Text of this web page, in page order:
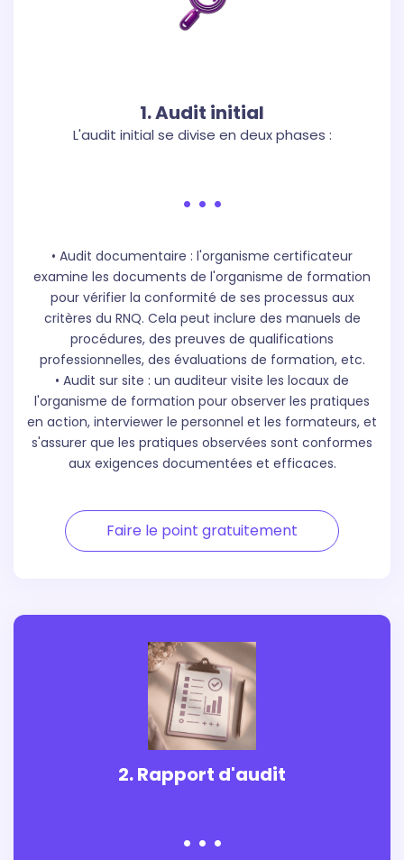
1. Audit initial
L'audit initial se divise en deux phases :
. . .
• Audit documentaire : l'organisme certificateur
examine les documents de l'organisme de formation
pour vérifier la conformité de ses processus aux
critères du RNQ. Cela peut inclure des manuels de
procédures, des preuves de qualifications
professionnelles, des évaluations de formation, etc.
• Audit sur site : un auditeur visite les locaux de
l'organisme de formation pour observer les pratiques
en action, interviewer le personnel et les formateurs, et
s'assurer que les pratiques observées sont conformes
aux exigences documentées et efficaces.
Faire le point gratuitement
2. Rapport d'audit
. . .